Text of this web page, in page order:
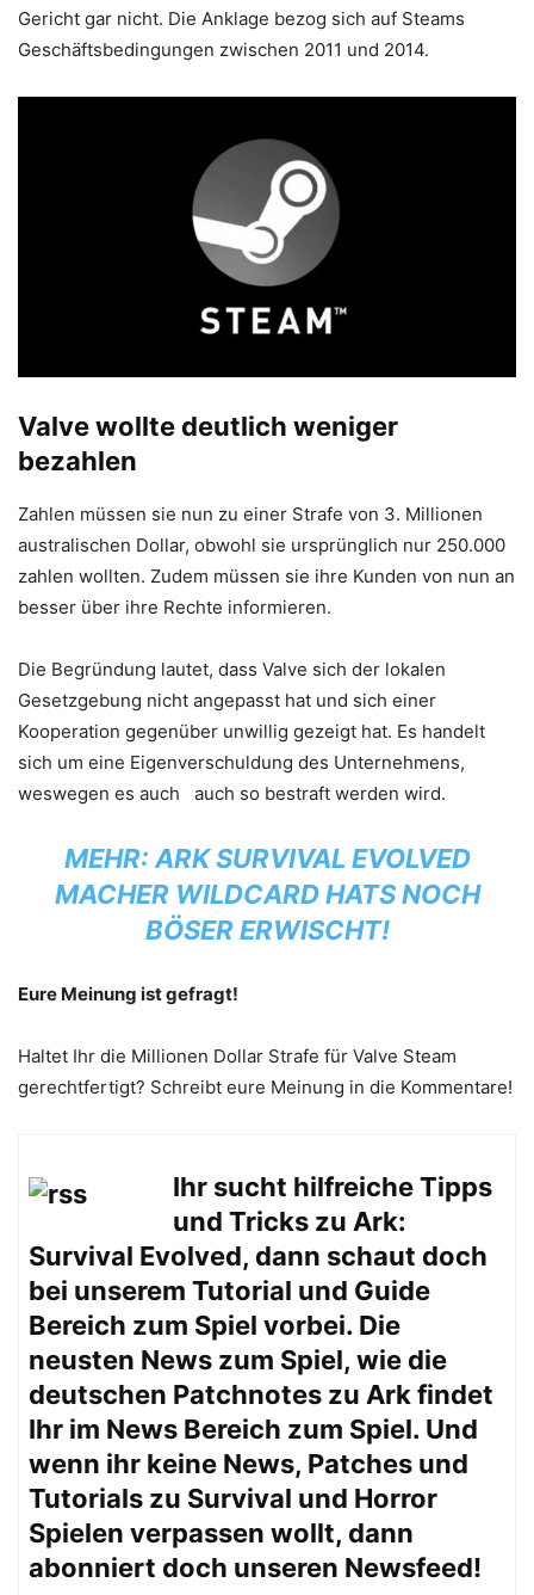
Gericht gar nicht. Die Anklage bezog sich auf Steams
Geschäftsbedingungen zwischen 2011 und 2014.
Valve wollte deutlich weniger
bezahlen
Zahlen müssen sie nun zu einer Strafe von 3. Millionen
australischen Dollar, obwohl sie ursprünglich nur 250.000
zahlen wollten. Zudem müssen sie ihre Kunden von nun an
besser über ihre Rechte informieren.
Die Begründung lautet, dass Valve sich der lokalen
Gesetzgebung nicht angepasst hat und sich einer
Kooperation gegenüber unwillig gezeigt hat. Es handelt
sich um eine Eigenverschuldung des Unternehmens,
weswegen es auch auch so bestraft werden wird.
MEHR: ARK SURVIVAL EVOLVED
MACHER WILDCARD HATS NOCH
BÖSER ERWISCHT!
Eure Meinung ist gefragt!
Haltet Ihr die Millionen Dollar Strafe für Valve Steam
gerechtfertigt? Schreibt eure Meinung in die Kommentare!
Ihr sucht hilfreiche Tipps
und Tricks zu Ark:
Survival Evolved, dann schaut doch
bei unserem Tutorial und Guide
Bereich zum Spiel vorbei. Die
neusten News zum Spiel, wie die
deutschen Patchnotes zu Ark findet
Ihr im News Bereich zum Spiel. Und
wenn ihr keine News, Patches und
Tutorials zu Survival und Horror
Spielen verpassen wollt, dann
abonniert doch unseren Newsfeed!